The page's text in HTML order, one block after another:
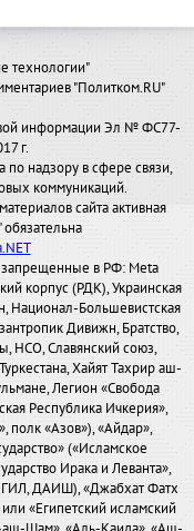
технологии"
"Политком.RU"
информации Эл № ФС77-
г.
надзору в сфере связи,
коммуникаций.
сайта активная
запрещенные в РФ: Meta
корпус (РДК), Украинская
Национал-Большевистская
Дивижн, Братство,
НСО, Славянский союз,
Хайят Тахрир аш-
Легион «Свобода
Республика Ичкерия»,
полк «Азов»), «Айдар»,
(«Исламское
Ирака и Леванта»,
ДАИШ), «Джабхат Фатх
«Египетский исламский